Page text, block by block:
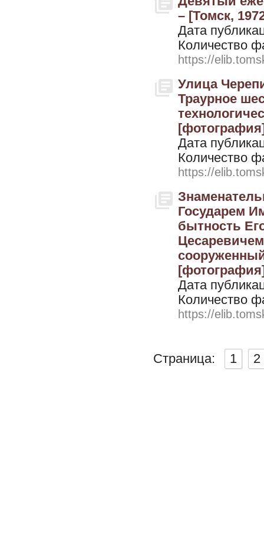
– [Томск,
Дата
Количество
https://
Улица
Траурное
Дата
Количество
https://
Государем
бытность
Дата
Количество
https://
Страница: 1 2